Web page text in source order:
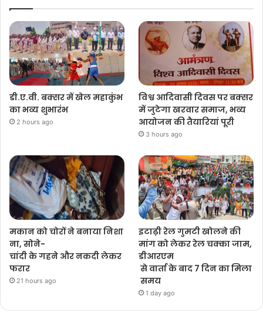
डी.ए.वी. बक्सर में खेल महाकुंभ
का भव्य शुभारंभ
2 hours ago
विश्व आदिवासी दिवस पर बक्सर
में जुटेगा खरवार समाज, भव्य
आयोजन की तैयारियां पूरी
3 hours ago
मकान को चोरों ने बनाया निशा
ना, सोने-
चांदी के गहने और नकदी लेकर
फरार
21 hours ago
इटाढ़ी रेल गुमटी खोलने की
मांग को लेकर रेल चक्का जाम,
डीआरएम
से वार्ता के बाद 7 दिन का मिला
समय
1 day ago